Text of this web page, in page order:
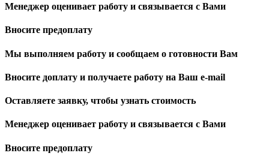
Менеджер оценивает работу и связывается с Вами
Вносите предоплату
Мы выполняем работу и сообщаем о готовности Вам
Вносите доплату и получаете работу на Ваш e-mail
Оставляете заявку, чтобы узнать стоимость
Менеджер оценивает работу и связывается с Вами
Вносите предоплату